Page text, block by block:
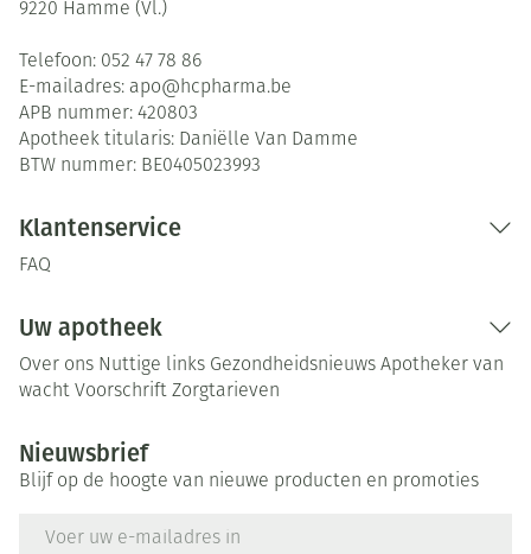
9220 Hamme (Vl.)
Telefoon: 052 47 78 86
E-mailadres: apo@hcpharma.be
APB nummer: 420803
Apotheek titularis: Daniëlle Van Damme
BTW nummer: BE0405023993
Klantenservice
FAQ
Uw apotheek
Over ons Nuttige links Gezondheidsnieuws Apotheker van
wacht Voorschrift Zorgtarieven
Nieuwsbrief
Blijf op de hoogte van nieuwe producten en promoties